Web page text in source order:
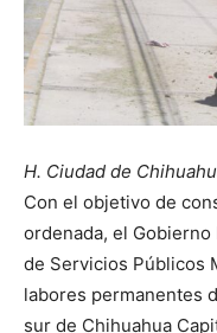
H. Ciudad de
Con el objetivo de
ordenada, el
de Servicios Públicos
labores permanentes
sur de Chihuahua